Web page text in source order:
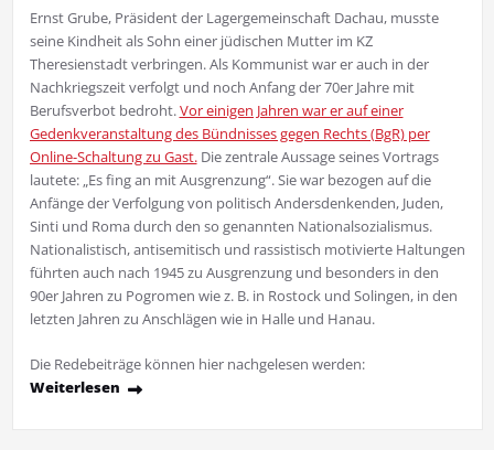
Ernst Grube, Präsident der Lagergemeinschaft Dachau, musste
seine Kindheit als Sohn einer jüdischen Mutter im KZ
Theresienstadt verbringen. Als Kommunist war er auch in der
Nachkriegszeit verfolgt und noch Anfang der 70er Jahre mit
Berufsverbot bedroht.Vor einigen Jahren war er auf einer
Gedenkveranstaltung des Bündnisses gegen Rechts (BgR) per
Online-Schaltung zu Gast.Die zentrale Aussage seines Vortrags
lautete: „Es fing an mit Ausgrenzung“. Sie war bezogen auf die
Anfänge der Verfolgung von politisch Andersdenkenden, Juden,
Sinti und Roma durch den so genannten Nationalsozialismus.
Nationalistisch, antisemitisch und rassistisch motivierte Haltungen
führten auch nach 1945 zu Ausgrenzung und besonders in den
90er Jahren zu Pogromen wie z. B. in Rostock und Solingen, in den
letzten Jahren zu Anschlägen wie in Halle und Hanau.
Die Redebeiträge können hier nachgelesen werden:
Weiterlesen